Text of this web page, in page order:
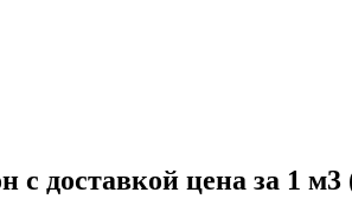
доставкой цена за 1 м3